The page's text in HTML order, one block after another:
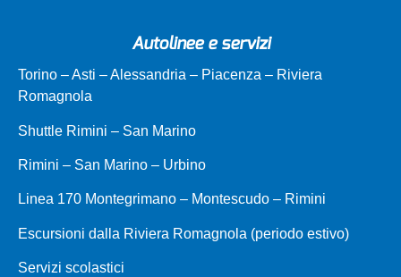
Autolinee e servizi
Torino – Asti – Alessandria – Piacenza – Riviera
Romagnola
Shuttle Rimini – San Marino
Rimini – San Marino – Urbino
Linea 170 Montegrimano – Montescudo – Rimini
Escursioni dalla Riviera Romagnola (periodo estivo)
Servizi scolastici